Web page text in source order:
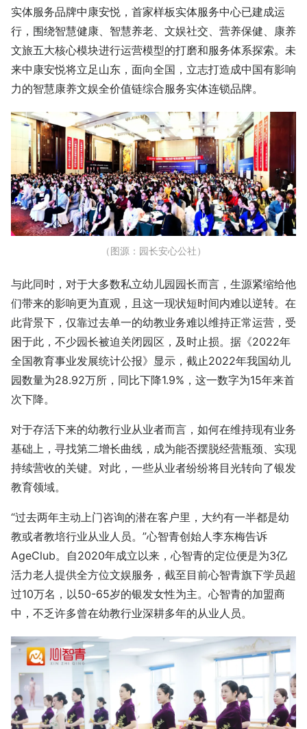
实体服务品牌中康安悦，首家样板实体服务中心已建成运
行，围绕智慧健康、智慧养老、文娱社交、营养保健、康养
文旅五大核心模块进行运营模型的打磨和服务体系探索。未
来中康安悦将立足山东，面向全国，立志打造成中国有影响
力的智慧康养文娱全价值链综合服务实体连锁品牌。
（图源：园长安心公社）
与此同时，对于大多数私立幼儿园园长而言，生源紧缩给他
们带来的影响更为直观，且这一现状短时间内难以逆转。在
此背景下，仅靠过去单一的幼教业务难以维持正常运营，受
困于此，不少园长被迫关闭园区，及时止损。据《2022年
全国教育事业发展统计公报》显示，截止2022年我国幼儿
园数量为28.92万所，同比下降1.9%，这一数字为15年来首
次下降。
对于存活下来的幼教行业从业者而言，如何在维持现有业务
基础上，寻找第二增长曲线，成为能否摆脱经营瓶颈、实现
持续营收的关键。对此，一些从业者纷纷将目光转向了银发
教育领域。
“过去两年主动上门咨询的潜在客户里，大约有一半都是幼
教或者教培行业从业人员。”心智青创始人李东梅告诉
AgeClub。自2020年成立以来，心智青的定位便是为3亿
活力老人提供全方位文娱服务，截至目前心智青旗下学员超
过10万名，以50-65岁的银发女性为主。心智青的加盟商
中，不乏许多曾在幼教行业深耕多年的从业人员。